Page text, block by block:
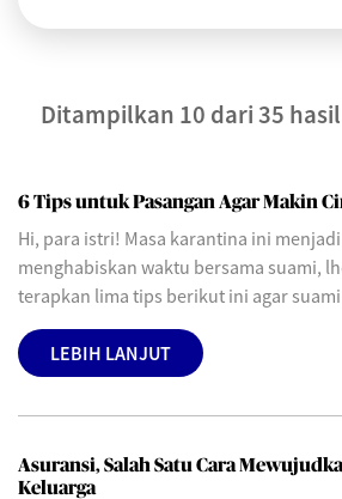
Ditampilkan 10 dari 35
6 Tips untuk Pasangan Agar Makin
Hi, para istri! Masa karantina ini
menghabiskan waktu bersama suami,
terapkan lima tips berikut ini agar suami
LEBIH LANJUT
Asuransi, Salah Satu Cara
Keluarga